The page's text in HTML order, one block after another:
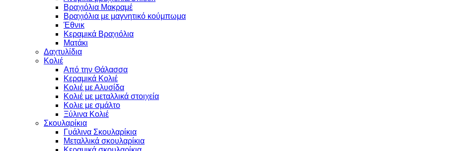
Βραχιόλια Μακραμέ
Βραχιόλια με μαγνητικό κούμπωμα
Έθνικ
Κεραμικά Βραχιόλια
Ματάκι
Δαχτυλίδια
Κολιέ
Από την Θάλασσα
Κεραμικά Κολιέ
Κολιέ με Αλυσίδα
Κολιέ με μεταλλικά στοιχεία
Κολιε με σμάλτο
Ξύλινα Κολιέ
Σκουλαρίκια
Γυάλινα Σκουλαρίκια
Μεταλλικά σκουλαρίκια